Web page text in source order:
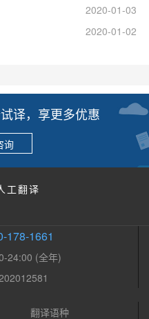
2020-01-03
2020-01-02
译，享更多优惠
询
工翻译
178-1661
24:00 (全年)
翻译语种